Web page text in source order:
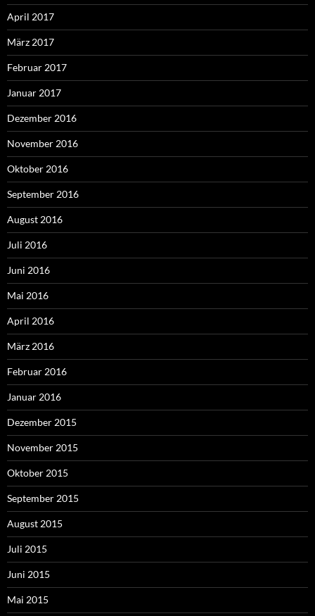
April 2017
März 2017
Februar 2017
Januar 2017
Dezember 2016
November 2016
Oktober 2016
September 2016
August 2016
Juli 2016
Juni 2016
Mai 2016
April 2016
März 2016
Februar 2016
Januar 2016
Dezember 2015
November 2015
Oktober 2015
September 2015
August 2015
Juli 2015
Juni 2015
Mai 2015